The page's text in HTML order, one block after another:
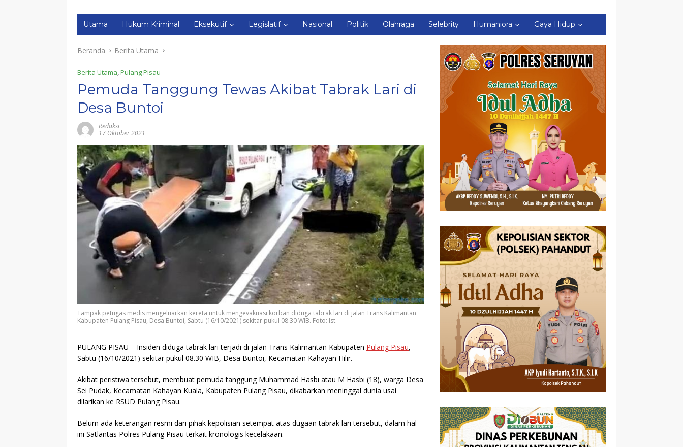
Utama Hukum Kriminal Eksekutif Legislatif Nasional Politik Olahraga Selebrity Humaniora Gaya Hidup
Beranda Berita Utama
Berita Utama,Pulang Pisau
Pemuda Tanggung Tewas Akibat Tabrak Lari di
Desa Buntoi
Redaksi
17 Oktober 2021
Tampak petugas medis mengeluarkan kereta untuk mengevakuasi korban diduga tabrak lari di jalan Trans Kalimantan
Kabupaten Pulang Pisau, Desa Buntoi, Sabtu (16/10/2021) sekitar pukul 08.30 WIB. Foto: Ist.
PULANG PISAU – Insiden diduga tabrak lari terjadi di jalan Trans Kalimantan Kabupaten Pulang Pisau,
Sabtu (16/10/2021) sekitar pukul 08.30 WIB, Desa Buntoi, Kecamatan Kahayan Hilir.
Akibat peristiwa tersebut, membuat pemuda tanggung Muhammad Hasbi atau M Hasbi (18), warga Desa
Sei Pudak, Kecamatan Kahayan Kuala, Kabupaten Pulang Pisau, dikabarkan meninggal dunia usai
dilarikan ke RSUD Pulang Pisau.
Belum ada keterangan resmi dari pihak kepolisian setempat atas dugaan tabrak lari tersebut, dalam hal
ini Satlantas Polres Pulang Pisau terkait kronologis kecelakaan.